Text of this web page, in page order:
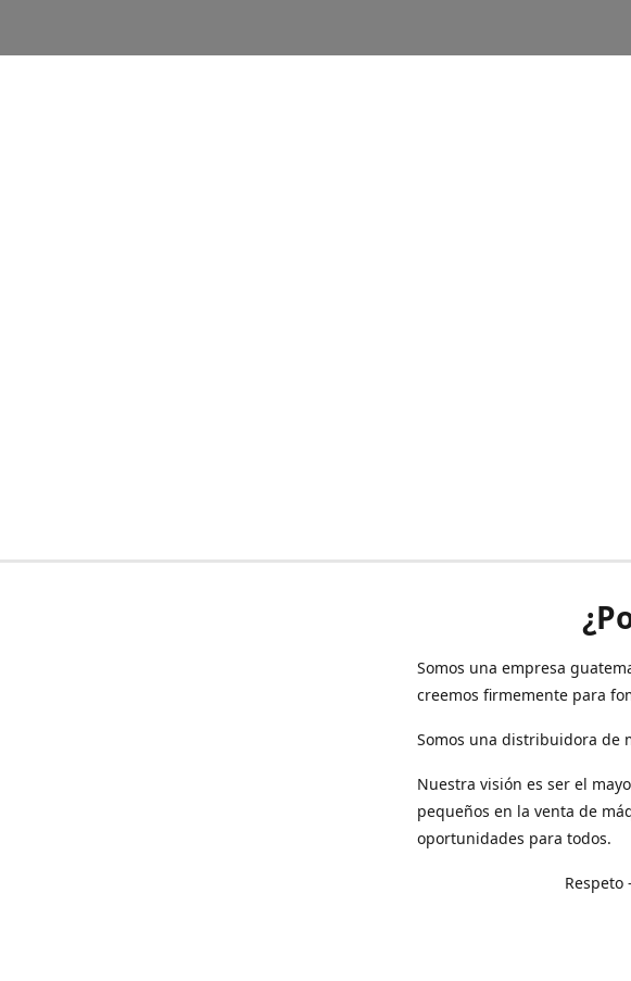
Somos una empresa
creemos firmemente para
Somos una distribuidora de
Nuestra visión es ser el
pequeños en la venta de
oportunidades para todos.
Respeto - Lealtad -